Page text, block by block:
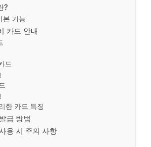
?
본 기능
카드 안내
드
한 카드 특징
급 방법
용 시 주의 사항